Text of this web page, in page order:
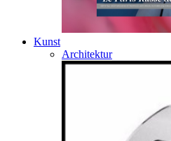
Kunst
Architektur